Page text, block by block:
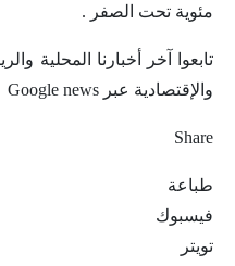
مئوية تحت الصفر .
تابعوا آخر أخبارنا المحلية
والإقتصادية عبر Google news
Share
طباعة
فيسبوك
تويتر